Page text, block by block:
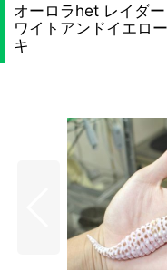
オーロラhet レイダ
ワイトアンドイエ
キ